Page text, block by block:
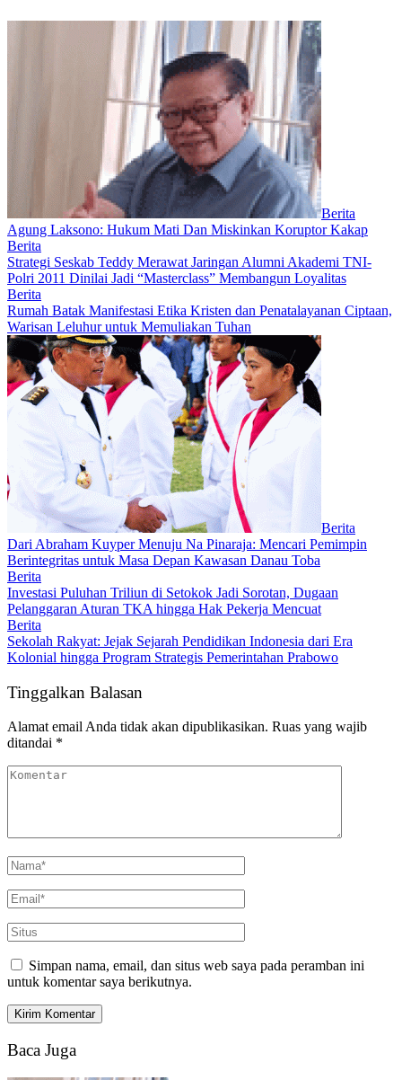
Berita
Agung Laksono: Hukum Mati Dan Miskinkan Koruptor Kakap
Berita
Strategi Seskab Teddy Merawat Jaringan Alumni Akademi TNI-
Polri 2011 Dinilai Jadi “Masterclass” Membangun Loyalitas
Berita
Rumah Batak Manifestasi Etika Kristen dan Penatalayanan Ciptaan,
Warisan Leluhur untuk Memuliakan Tuhan
Berita
Dari Abraham Kuyper Menuju Na Pinaraja: Mencari Pemimpin
Berintegritas untuk Masa Depan Kawasan Danau Toba
Berita
Investasi Puluhan Triliun di Setokok Jadi Sorotan, Dugaan
Pelanggaran Aturan TKA hingga Hak Pekerja Mencuat
Berita
Sekolah Rakyat: Jejak Sejarah Pendidikan Indonesia dari Era
Kolonial hingga Program Strategis Pemerintahan Prabowo
Tinggalkan Balasan
Alamat email Anda tidak akan dipublikasikan. Ruas yang wajib
ditandai *
Simpan nama, email, dan situs web saya pada peramban ini
untuk komentar saya berikutnya.
Baca Juga